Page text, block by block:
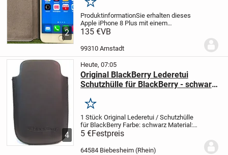
2
Merken
ProduktinformationSie erhalten dieses
Apple iPhone 8 Plus mit einem
eingebauten Gerätespeicher von 64 GB
geliefert wird. Zudem profitieren Sie von
135 €VB
99310 Arnstadt
4
Heute, 07:05
Original BlackBerry Lederetui
Schutzhülle für BlackBerry - schwarz
Merken
1 Stück Original Lederetui / Schutzhülle
für BlackBerry Farbe: schwarz Material:
Echtleder Maße:
Länge hinten: ca. 10 cm
breitesten Stelle am...
5 €Festpreis
64584 Biebesheim (Rhein)